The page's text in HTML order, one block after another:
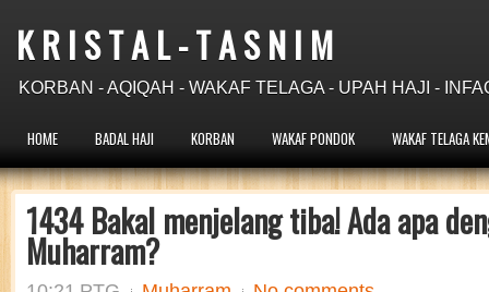
K R I S T A L - T A S N I M
KORBAN - AQIQAH - WAKAF TELAGA - UPAH HAJI -
HOME BADAL HAJI KORBAN WAKAF PONDOK WAKAF TELAGA
1434 Bakal menjelang tiba! Ada apa
Muharram?